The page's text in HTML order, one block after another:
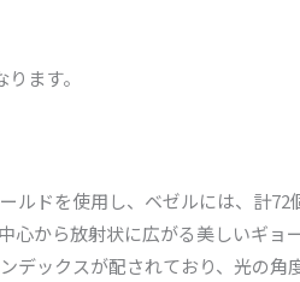
ます。
ルドを使用し、ベゼルには、計
から放射状に広がる美しいギョ
ックスが配されており、光の角